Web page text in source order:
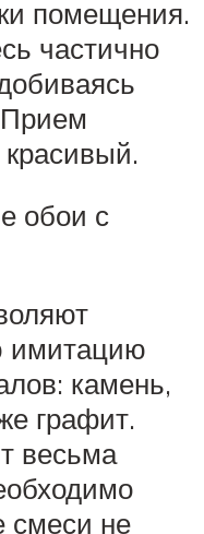
помещения.
частично
обои с
имитацию
камень,
графит.
весьма
смеси не